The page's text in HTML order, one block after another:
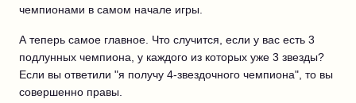
чемпионами в самом начале игры.
А теперь самое главное. Что случится, если у вас есть 3
подлунных чемпиона, у каждого из которых уже 3 звезды?
Если вы ответили "я получу 4-звездочного чемпиона", то вы
совершенно правы.